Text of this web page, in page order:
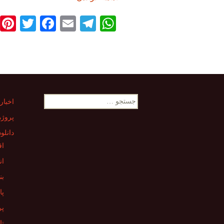
W
A
Te
a
E
Fa
ok
T
r
جستجو
برای: